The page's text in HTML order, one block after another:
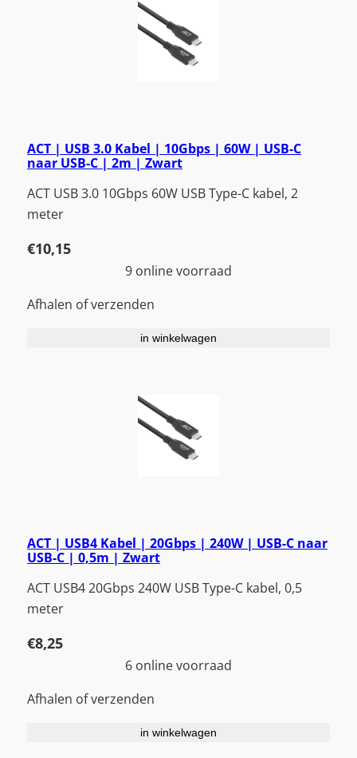
ACT | USB 3.0 Kabel | 10Gbps | 60W | USB-C
naar USB-C | 2m | Zwart
ACT USB 3.0 10Gbps 60W USB Type-C kabel, 2
meter
€10,15
9 online voorraad
Afhalen of verzenden
in winkelwagen
ACT | USB4 Kabel | 20Gbps | 240W | USB-C naar
USB-C | 0,5m | Zwart
ACT USB4 20Gbps 240W USB Type-C kabel, 0,5
meter
€8,25
6 online voorraad
Afhalen of verzenden
in winkelwagen